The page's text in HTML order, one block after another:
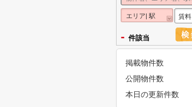
エリア| 駅 賃料
- 件該当
掲載物件数
公開物件数
本日の更新件数